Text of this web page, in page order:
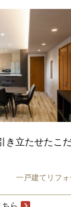
き立たせたこ
一戸建てリフォ